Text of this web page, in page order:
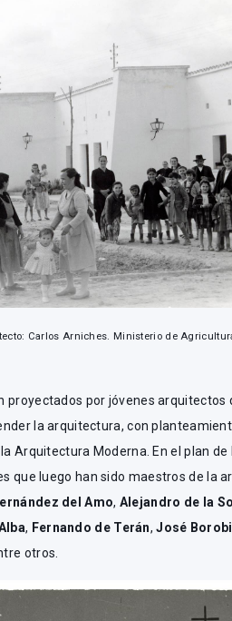
Carlos Arniches. Ministerio de
proyectados por jóvenes arquitectos
la arquitectura, con
Arquitectura Moderna. En el plan de
que luego han sido maestros de la
del Amo, Alejandro de la
, Fernando de Terán,José
otros.